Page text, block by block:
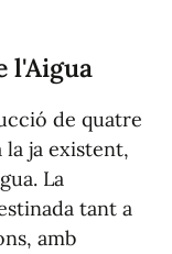
l'Aigua
de quatre
la ja existent,
La
tant a
amb